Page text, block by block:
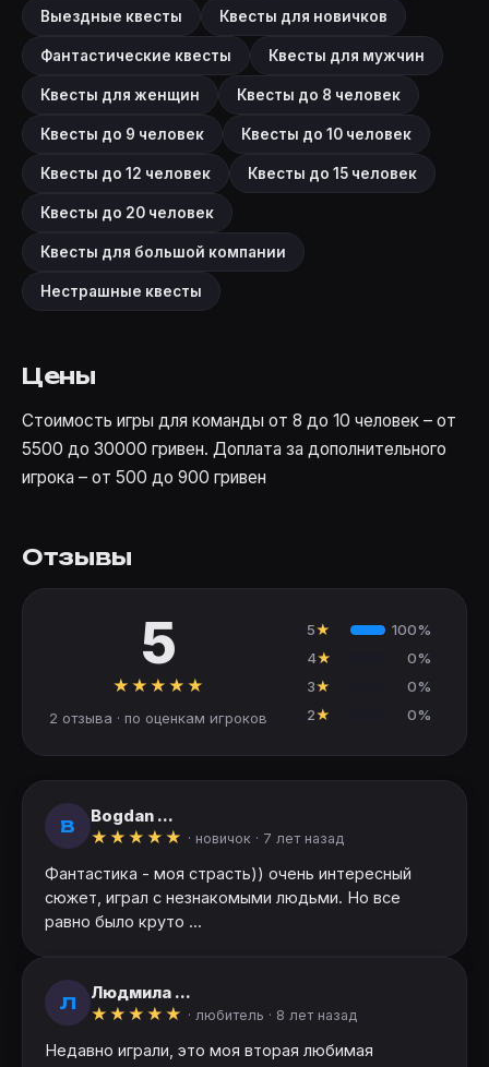
Выездные квесты Квесты для новичков
Фантастические квесты Квесты для мужчин
Квесты для женщин Квесты до 8 человек
Квесты до 9 человек Квесты до 10 человек
Квесты до 12 человек Квесты до 15 человек
Квесты до 20 человек
Квесты для большой компании
Нестрашные квесты
Цены
Стоимость игры для команды от 8 до 10 человек – от
5500 до 30000 гривен. Доплата за дополнительного
игрока – от 500 до 900 гривен
Отзывы
5
★ ★ ★ ★ ★
2 отзыва · по оценкам игроков
5★
100%
4★
0%
3★
0%
2★ 0%
B
Bogdan ...
★ ★ ★ ★ ★ · новичок · 7 лет назад
Фантастика - моя страсть)) очень интересный
сюжет, играл с незнакомыми людьми. Но все
равно было круто ...
Л
Людмила ...
★ ★ ★ ★ ★ · любитель · 8 лет назад
Недавно играли, это моя вторая любимая